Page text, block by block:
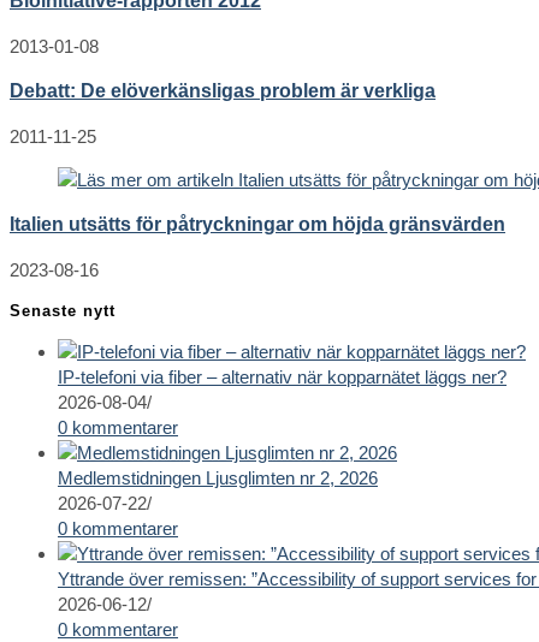
2013-01-08
Debatt: De elöverkänsligas problem är verkliga
2011-11-25
Italien utsätts för påtryckningar om höjda gränsvärden
2023-08-16
Senaste nytt
IP-telefoni via fiber – alternativ när kopparnätet läggs ner?
2026-08-04/
0 kommentarer
Medlemstidningen Ljusglimten nr 2, 2026
2026-07-22/
0 kommentarer
Yttrande över remissen: ”Accessibility of support services
2026-06-12/
0 kommentarer